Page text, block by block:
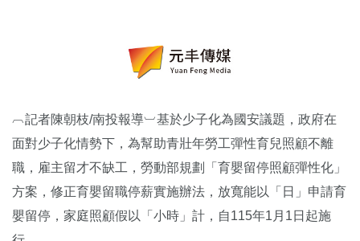
︹記者陳朝枝/南投報導︺基於少子化為國安議題，政府在
面對少子化情勢下，為幫助青壯年勞工彈性育兒照顧不離
職，雇主留才不缺工，勞動部規劃「育嬰留停照顧彈性化」
方案，修正育嬰留職停薪實施辦法，放寬能以「日」申請育
嬰留停，家庭照顧假以「小時」計，自115年1月1日起施